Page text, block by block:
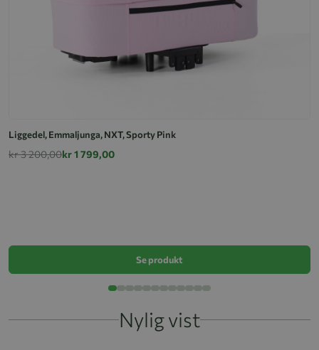
Liggedel, Emmaljunga, NXT, Sporty Pink
kr 3 200,00kr 1 799,00
Se produkt
Nylig vist